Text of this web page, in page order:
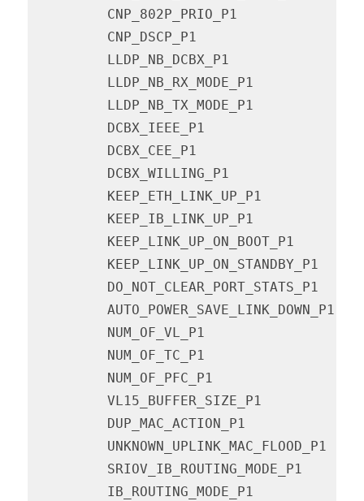
LLDP_NB_RX_MODE_P1
LLDP_NB_TX_MODE_P1
NUM_OF_VL_P1
NUM_OF_TC_P1
DUP_MAC_ACTION_P1
SRIOV_IB_ROUTING_MODE_P1
IB_ROUTING_MODE_P1